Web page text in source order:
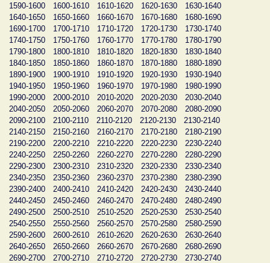
1590-1600
1600-1610 1610-1620 1620-1630
1630-1640
1640-1650
1650-1660 1660-1670 1670-1680
1680-1690
1690-1700
1700-1710 1710-1720 1720-1730
1730-1740
1740-1750
1750-1760 1760-1770 1770-1780
1780-1790
1790-1800
1800-1810 1810-1820 1820-1830
1830-1840
1840-1850
1850-1860 1860-1870 1870-1880
1880-1890
1890-1900
1900-1910 1910-1920 1920-1930
1930-1940
1940-1950
1950-1960 1960-1970 1970-1980
1980-1990
1990-2000
2000-2010 2010-2020 2020-2030
2030-2040
2040-2050
2050-2060 2060-2070 2070-2080
2080-2090
2090-2100
2100-2110 2110-2120 2120-2130
2130-2140
2140-2150
2150-2160 2160-2170 2170-2180
2180-2190
2190-2200
2200-2210 2210-2220 2220-2230
2230-2240
2240-2250
2250-2260 2260-2270 2270-2280
2280-2290
2290-2300
2300-2310 2310-2320 2320-2330
2330-2340
2340-2350
2350-2360 2360-2370 2370-2380
2380-2390
2390-2400
2400-2410 2410-2420 2420-2430
2430-2440
2440-2450
2450-2460 2460-2470 2470-2480
2480-2490
2490-2500
2500-2510 2510-2520 2520-2530
2530-2540
2540-2550
2550-2560 2560-2570 2570-2580
2580-2590
2590-2600
2600-2610 2610-2620 2620-2630
2630-2640
2640-2650
2650-2660 2660-2670 2670-2680
2680-2690
2690-2700
2700-2710 2710-2720 2720-2730
2730-2740